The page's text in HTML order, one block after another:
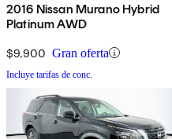
2016 Nissan Murano Hybrid
Platinum AWD
$9,900 Gran oferta
Incluye tarifas de conc.